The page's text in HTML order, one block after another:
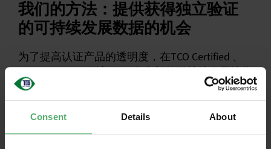
Consent Details About
我们的方法：提供获得独立验证
的可持续发展数据的机会
为了提高认证产品的透明度，在TCO Certified 、
generation 9 ，增加了40多个新的可持续发展性能
指标（SPIs）。SPIs使人们有可能识别出从可持
续发展角度来看是同类产品中最好的，并且超过
了TCO Certified 。为确保报告的准确性，收集的
数据由独立专家进行核实。